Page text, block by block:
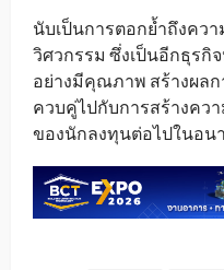
นับเป็นการตอกย้ำถึงคว
วิศวกรรม ซึ่งเป็นอีกธุรกิ
อย่างมีคุณภาพ สร้างผลก
ควบคู่ไปกับการสร้างคว
ของนักลงทุนต่อไปในอน